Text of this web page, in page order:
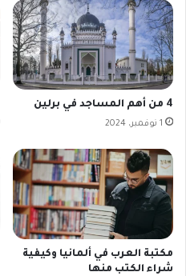
4 من أهم المساجد في برلين
1 نوفمبر، 2024
مكتبة العرب في ألمانيا وكيفية
شراء الكتب منها